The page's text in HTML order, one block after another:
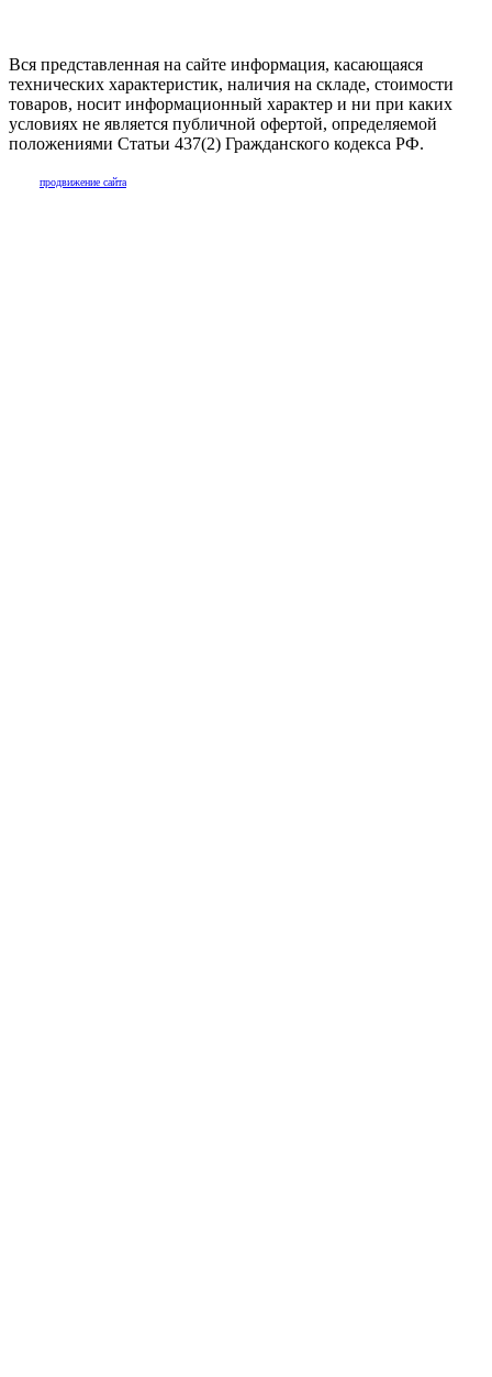
Вся представленная на сайте информация, касающаяся
технических характеристик, наличия на складе, стоимости
товаров, носит информационный характер и ни при каких
условиях не является публичной офертой, определяемой
положениями Статьи 437(2) Гражданского кодекса РФ.
продвижение сайта